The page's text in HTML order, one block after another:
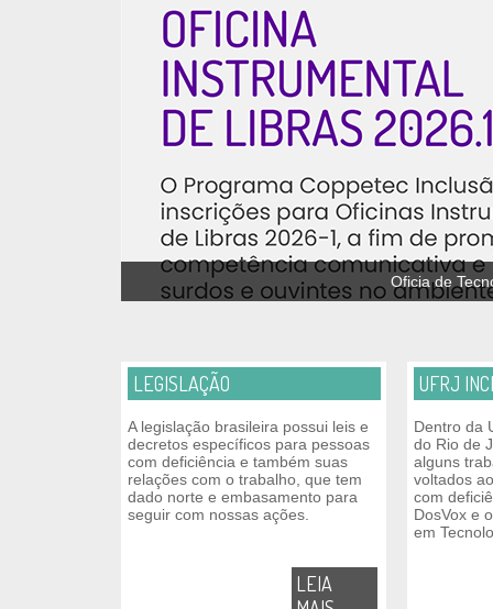
Oficia de
LEGISLAÇÃO
A legislação brasileira possui leis e
decretos específicos para pessoas
com deficiência e também suas
relações com o trabalho, que tem
dado norte e embasamento para
seguir com nossas ações.
LEIA
UFRJ
Dentro da
do Rio de
alguns
voltados
com
DosVox e
em